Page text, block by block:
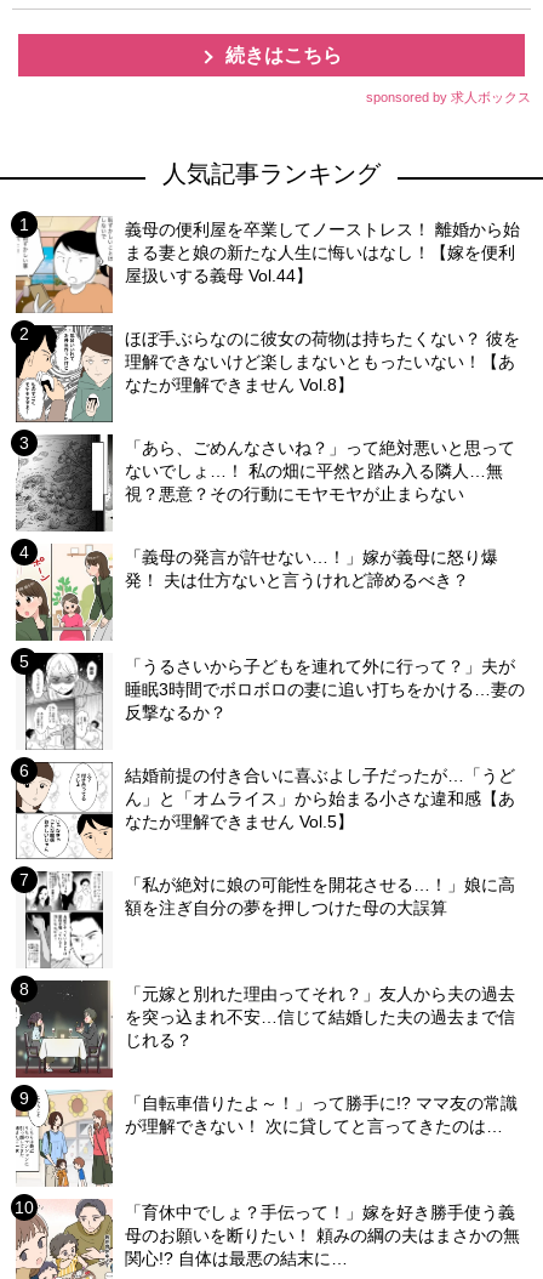
続きはこちら
sponsored by 求人ボックス
人気記事ランキング
義母の便利屋を卒業してノーストレス！ 離婚から始
まる妻と娘の新たな人生に悔いはなし！【嫁を便利
屋扱いする義母 Vol.44】
ほぼ手ぶらなのに彼女の荷物は持ちたくない？ 彼を
理解できないけど楽しまないともったいない！【あ
なたが理解できません Vol.8】
「あら、ごめんなさいね？」って絶対悪いと思って
ないでしょ…！ 私の畑に平然と踏み入る隣人…無
視？悪意？その行動にモヤモヤが止まらない
「義母の発言が許せない…！」嫁が義母に怒り爆
発！ 夫は仕方ないと言うけれど諦めるべき？
「うるさいから子どもを連れて外に行って？」夫が
睡眠3時間でボロボロの妻に追い打ちをかける…妻の
反撃なるか？
結婚前提の付き合いに喜ぶよし子だったが…「うど
ん」と「オムライス」から始まる小さな違和感【あ
なたが理解できません Vol.5】
「私が絶対に娘の可能性を開花させる…！」娘に高
額を注ぎ自分の夢を押しつけた母の大誤算
「元嫁と別れた理由ってそれ？」友人から夫の過去
を突っ込まれ不安…信じて結婚した夫の過去まで信
じれる？
「自転車借りたよ～！」って勝手に!? ママ友の常識
が理解できない！ 次に貸してと言ってきたのは…
「育休中でしょ？手伝って！」嫁を好き勝手使う義
母のお願いを断りたい！ 頼みの綱の夫はまさかの無
関心!? 自体は最悪の結末に…